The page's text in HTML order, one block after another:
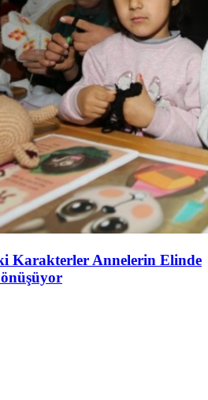
Karakterler Annelerin Elinde